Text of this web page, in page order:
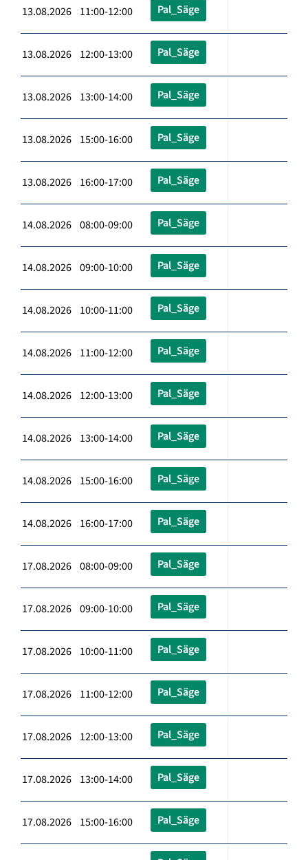
13.08.2026 11:00-12:00 Pal_Säge
13.08.2026 12:00-13:00 Pal_Säge
13.08.2026 13:00-14:00 Pal_Säge
13.08.2026 15:00-16:00 Pal_Säge
13.08.2026 16:00-17:00 Pal_Säge
14.08.2026 08:00-09:00 Pal_Säge
14.08.2026 09:00-10:00 Pal_Säge
14.08.2026 10:00-11:00 Pal_Säge
14.08.2026 11:00-12:00 Pal_Säge
14.08.2026 12:00-13:00 Pal_Säge
14.08.2026 13:00-14:00 Pal_Säge
14.08.2026 15:00-16:00 Pal_Säge
14.08.2026 16:00-17:00 Pal_Säge
17.08.2026 08:00-09:00 Pal_Säge
17.08.2026 09:00-10:00 Pal_Säge
17.08.2026 10:00-11:00 Pal_Säge
17.08.2026 11:00-12:00 Pal_Säge
17.08.2026 12:00-13:00 Pal_Säge
17.08.2026 13:00-14:00 Pal_Säge
17.08.2026 15:00-16:00 Pal_Säge